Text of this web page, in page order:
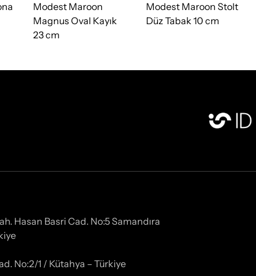
Modest Maroon
Magnus Oval Kayık
23 cm
Modest Maroon Stolt
Düz Tabak 10 cm
Hasan Basri Cad. No:5 Samandıra
No:2/1 / Kütahya – Türkiye